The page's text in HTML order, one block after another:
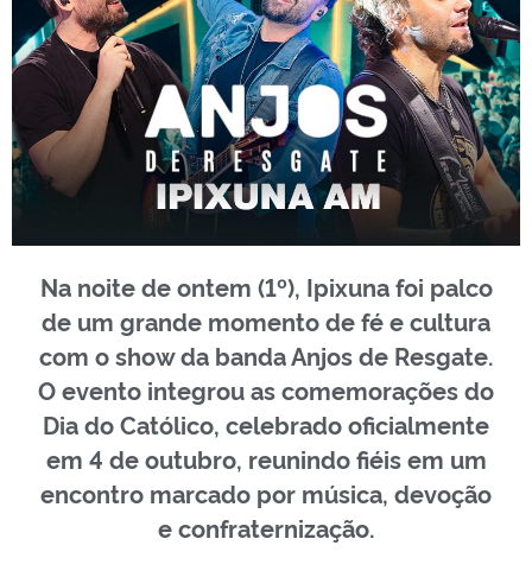
Na noite de ontem (1º), Ipixuna foi palco
de um grande momento de fé e cultura
com o show da banda Anjos de Resgate.
O evento integrou as comemorações do
Dia do Católico, celebrado oficialmente
em 4 de outubro, reunindo fiéis em um
encontro marcado por música, devoção
e confraternização.